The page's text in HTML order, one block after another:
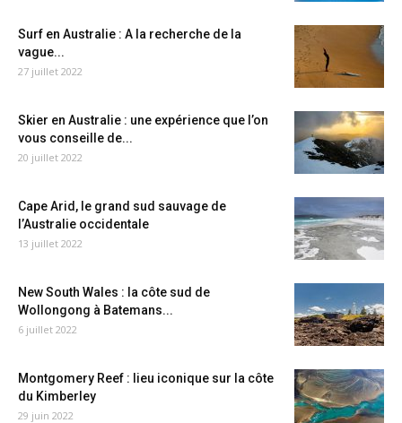
Surf en Australie : A la recherche de la
vague...
27 juillet 2022
Skier en Australie : une expérience que l’on
vous conseille de...
20 juillet 2022
Cape Arid, le grand sud sauvage de
l’Australie occidentale
13 juillet 2022
New South Wales : la côte sud de
Wollongong à Batemans...
6 juillet 2022
Montgomery Reef : lieu iconique sur la côte
du Kimberley
29 juin 2022